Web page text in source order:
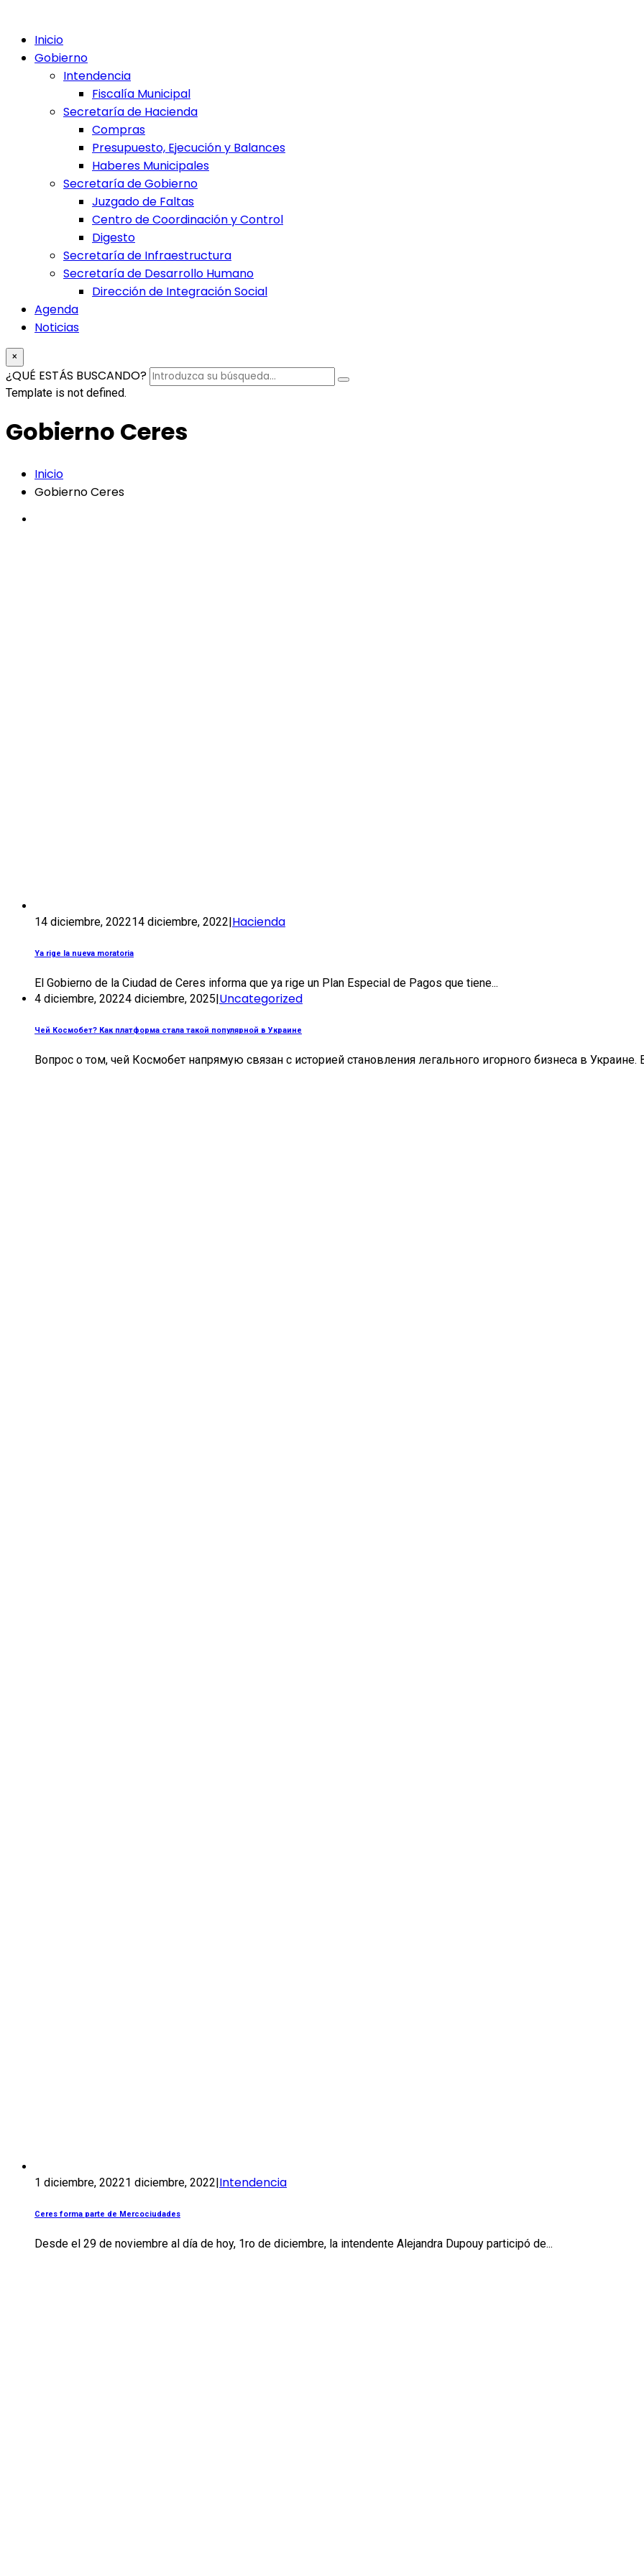
Inicio
Gobierno
Intendencia
Fiscalía Municipal
Secretaría de Hacienda
Compras
Presupuesto, Ejecución y Balances
Haberes Municipales
Secretaría de Gobierno
Juzgado de Faltas
Centro de Coordinación y Control
Digesto
Secretaría de Infraestructura
Secretaría de Desarrollo Humano
Dirección de Integración Social
Agenda
Noticias
×
¿QUÉ ESTÁS BUSCANDO?
Template is not defined.
Gobierno Ceres
Inicio
Gobierno Ceres
14 diciembre, 202214 diciembre, 2022|Hacienda
Ya rige la nueva moratoria
El Gobierno de la Ciudad de Ceres informa que ya rige un Plan Especial de Pagos que tiene...
4 diciembre, 20224 diciembre, 2025|Uncategorized
Чей Космобет? Как платформа стала такой популярной в Украине
Вопрос о том, чей Космобет напрямую связан с историей становления легального игорного бизнеса в Украине.
1 diciembre, 20221 diciembre, 2022|Intendencia
Ceres forma parte de Mercociudades
Desde el 29 de noviembre al día de hoy, 1ro de diciembre, la intendente Alejandra Dupouy participó de...